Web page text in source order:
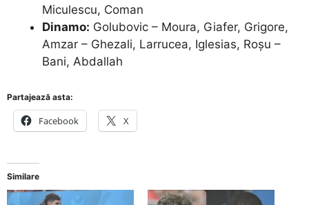
Miculescu, Coman
Dinamo: Golubovic – Moura, Giafer, Grigore,
Amzar – Ghezali, Larrucea, Iglesias, Roșu –
Bani, Abdallah
Partajează asta:
Facebook X
Similare